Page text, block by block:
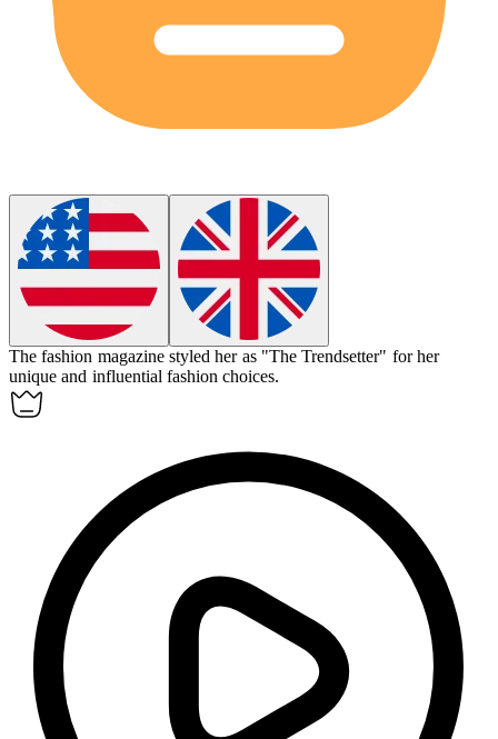
The fashion magazine styled her as "The Trendsetter" for her
unique and influential fashion choices.